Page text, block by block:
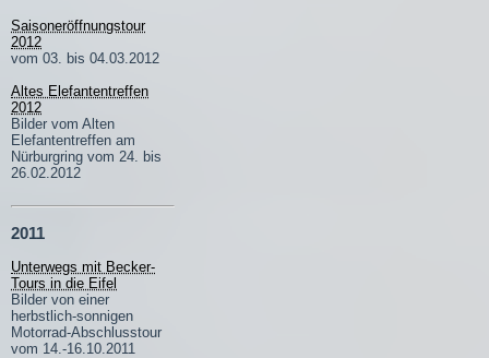
Saisoneröffnungstour
2012
vom 03. bis 04.03.2012
Altes Elefantentreffen
2012
Bilder vom Alten
Elefantentreffen am
Nürburgring vom 24. bis
26.02.2012
2011
Unterwegs mit Becker-
Tours in die Eifel
Bilder von einer
herbstlich-sonnigen
Motorrad-Abschlusstour
vom 14.-16.10.2011